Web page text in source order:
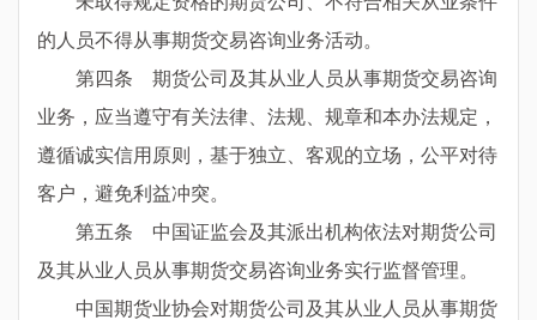
的人员不得从事期货交易咨询业务活动。
第四条 期货公司及其从业人员从事期货交易咨询
业务，应当遵守有关法律、法规、规章和本办法规定，
遵循诚实信用原则，基于独立、客观的立场，公平对待
客户，避免利益冲突。
第五条 中国证监会及其派出机构依法对期货公司
及其从业人员从事期货交易咨询业务实行监督管理。
中国期货业协会对期货公司及其从业人员从事期货